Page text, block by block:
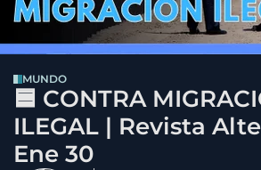
MUNDO
🟦 CONTRA
ILEGAL | Revista
Ene 30